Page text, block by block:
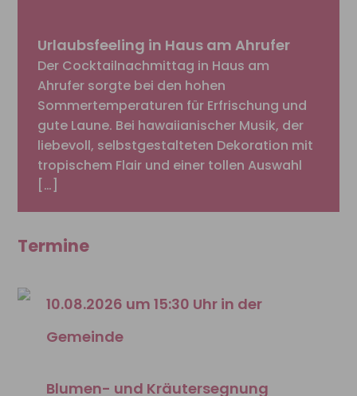
Urlaubsfeeling in Haus am Ahrufer
Der Cocktailnachmittag in Haus am
Ahrufer sorgte bei den hohen
Sommertemperaturen für Erfrischung und
gute Laune. Bei hawaiianischer Musik, der
liebevoll, selbstgestalteten Dekoration mit
tropischem Flair und einer tollen Auswahl
[…]
Termine
10.08.2026 um 15:30 Uhr in der
Gemeinde
Blumen- und Kräutersegnung